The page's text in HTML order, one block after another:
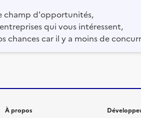
champ d'opportunités,
qui vous intéressent,
chances car il y a moins de
À propos